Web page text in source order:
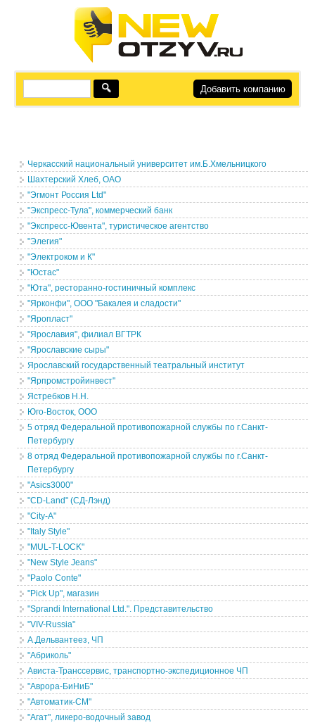
Добавить компанию
Черкасский национальный университет им.Б.Хмельницкого
Шахтерский Хлеб, ОАО
"Эгмонт Россия Ltd"
"Экспресс-Тула", коммерческий банк
"Экспресс-Ювента", туристическое агентство
"Элегия"
"Электроком и К"
"Юстас"
"Юта", ресторанно-гостиничный комплекс
"Ярконфи", ООО "Бакалея и сладости"
"Яропласт"
"Ярославия", филиал ВГТРК
"Ярославские сыры"
Ярославский государственный театральный институт
"Ярпромстройинвест"
Ястребков Н.Н.
Юго-Восток, ООО
5 отряд Федеральной противопожарной службы по г.Санкт-
Петербургу
8 отряд Федеральной противопожарной службы по г.Санкт-
Петербургу
"Asics3000"
"CD-Land" (СД-Лэнд)
"City-A"
"Italy Style"
"MUL-T-LOCK"
"New Style Jeans"
"Paolo Conte"
"Pick Up", магазин
"Sprandi International Ltd.". Представительство
"VIV-Russia"
А.Дельвантеез, ЧП
"Абриколь"
Ависта-Транссервис, транспортно-экспедиционное ЧП
"Аврора-БиНиБ"
"Автоматик-СМ"
"Агат", ликеро-водочный завод